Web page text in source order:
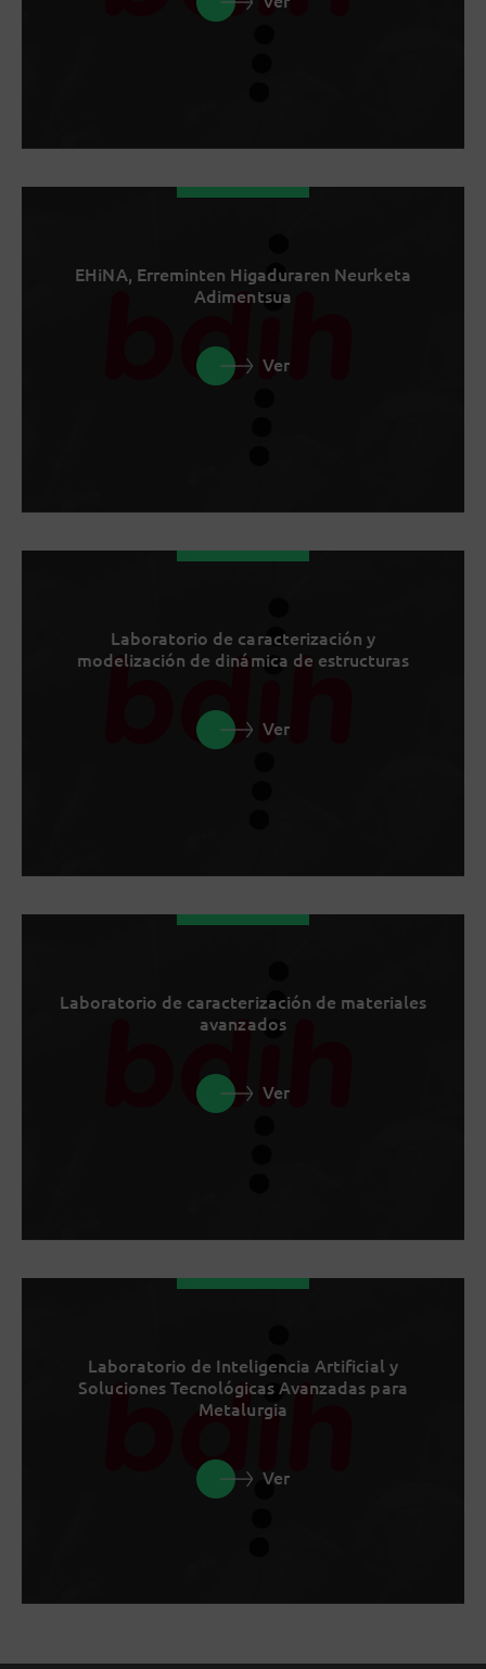
EHiNA, Erreminten Higaduraren Neurketa
Adimentsua
Ver
Laboratorio de caracterización y
modelización de dinámica de estructuras
Ver
Laboratorio de caracterización de materiales
avanzados
Ver
Laboratorio de Inteligencia Artificial y
Soluciones Tecnológicas Avanzadas para
Metalurgia
Ver